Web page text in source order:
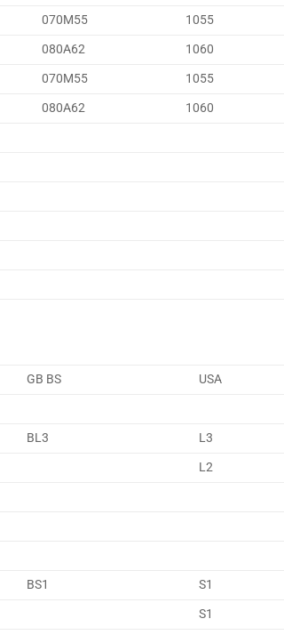
070M55 1055
080A62 1060
070M55 1055
080A62 1060
GB BS USA
BL3 L3
L2
BS1
S1
S1